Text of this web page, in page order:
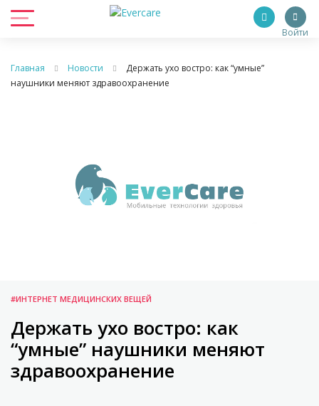
Войти
Главная Новости
Держать ухо востро: как “умные”
наушники меняют здравоохранение
#ИНТЕРНЕТ МЕДИЦИНСКИХ ВЕЩЕЙ
Держать ухо востро: как
“умные” наушники меняют
здравоохранение